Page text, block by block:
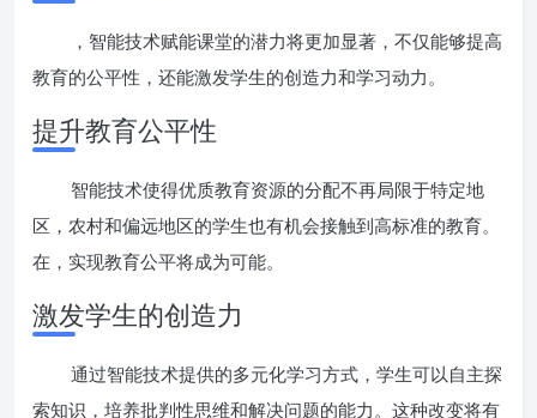
，智能技术赋能课堂的潜力将更加显著，不仅能够提高
教育的公平性，还能激发学生的创造力和学习动力。
提升教育公平性
智能技术使得优质教育资源的分配不再局限于特定地
区，农村和偏远地区的学生也有机会接触到高标准的教育。
在，实现教育公平将成为可能。
激发学生的创造力
通过智能技术提供的多元化学习方式，学生可以自主探
索知识，培养批判性思维和解决问题的能力。这种改变将有